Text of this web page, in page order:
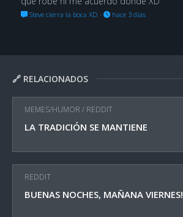
🔗 RELACIONADOS
MEMES/HUMOR / REDDIT
LA TRADICIÓN SE MANTIENE
REDDIT
BUENAS NOCHES, MAÑANA VIERNES!
Steve cierra la boca XD · hace 3 días